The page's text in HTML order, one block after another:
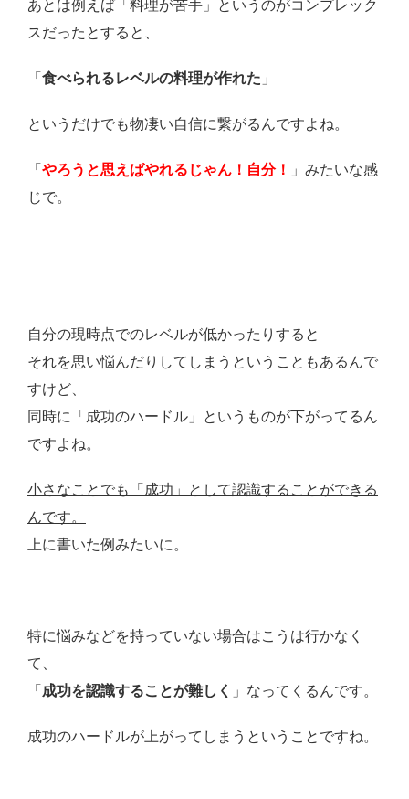
あとは例えば「料理が苦手」というのがコンプレック
スだったとすると、
「 食べられるレベルの料理が作れた 」
というだけでも物凄い自信に繋がるんですよね。
「 やろうと思えばやれるじゃん！自分！
」みたいな感
じで。
自分の現時点でのレベルが低かったりすると
それを思い悩んだりしてしまうということもあるんで
すけど、
同時に「成功のハードル」というものが下がってるん
ですよね。
小さなことでも「成功」として認識することができる
んです。
上に書いた例みたいに。
特に悩みなどを持っていない場合はこうは行かなく
て、
「 成功を認識することが難しく 」なってくるんです。
成功のハードルが上がってしまうということですね。